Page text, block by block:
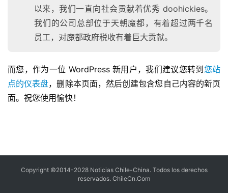
以来，我们一直向社会贡献着优秀 doohickies。
我们的公司总部位于天朝魔都，有着超过两千名
员工，对魔都政府税收有着巨大贡献。
而您，作为一位 WordPress 新用户，我们建议您转到 您站
点的仪表盘，删除本页面，然后创建包含您自己内容的新页
面。祝您使用愉快！
Copyright ©2014-2028 Noticias Chile-China. Todos los derechos
reservados. ChileCn.Com